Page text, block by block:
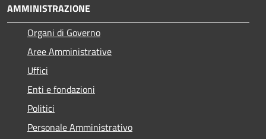
AMMINISTRAZIONE
Organi di Governo
Aree Amministrative
Uffici
Enti e fondazioni
Politici
Personale Amministrativo